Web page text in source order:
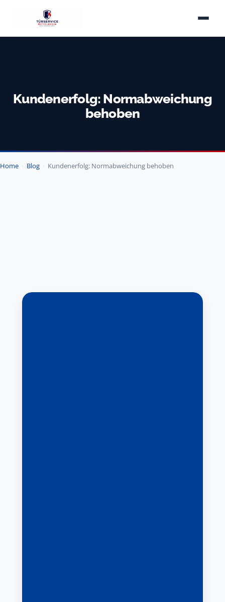
Kundenerfolg: Normabweichung
behoben
Home Blog Kundenerfolg: Normabweichung behoben